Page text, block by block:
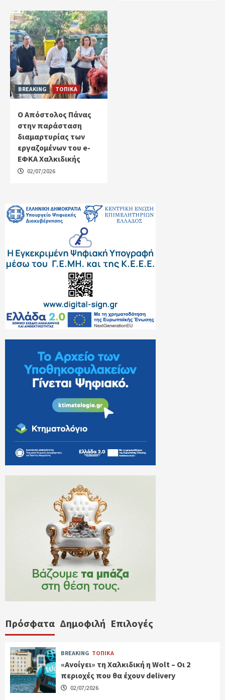
BREAKING ΤΟΠΙΚΑ
Ο Απόστολος Πάνας
στην παράσταση
διαμαρτυρίας των
εργαζομένων του e-
ΕΦΚΑ Χαλκιδικής
02/07/2026
Πρόσφατα Δημοφιλή Επιλογές
BREAKING ΤΟΠΙΚΑ
«Ανοίγει» τη Χαλκιδική η Wolt – Οι 2
περιοχές που θα έχουν delivery
02/07/2026